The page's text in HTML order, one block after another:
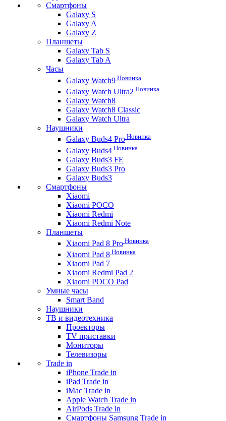
Смартфоны
Galaxy S
Galaxy A
Galaxy Z
Планшеты
Galaxy Tab S
Galaxy Tab A
Часы
Galaxy Watch9 Новинка
Galaxy Watch Ultra2 Новинка
Galaxy Watch8
Galaxy Watch8 Classic
Galaxy Watch Ultra
Наушники
Galaxy Buds4 Pro Новинка
Galaxy Buds4 Новинка
Galaxy Buds3 FE
Galaxy Buds3 Pro
Galaxy Buds3
Смартфоны
Xiaomi
Xiaomi POCO
Xiaomi Redmi
Xiaomi Redmi Note
Планшеты
Xiaomi Pad 8 Pro Новинка
Xiaomi Pad 8 Новинка
Xiaomi Pad 7
Xiaomi Redmi Pad 2
Xiaomi POCO Pad
Умные часы
Smart Band
Наушники
ТВ и видеотехника
Проекторы
TV приставки
Мониторы
Телевизоры
Trade in
iPhone Trade in
iPad Trade in
iMac Trade in
Apple Watch Trade in
AirPods Trade in
Смартфоны Samsung Trade in